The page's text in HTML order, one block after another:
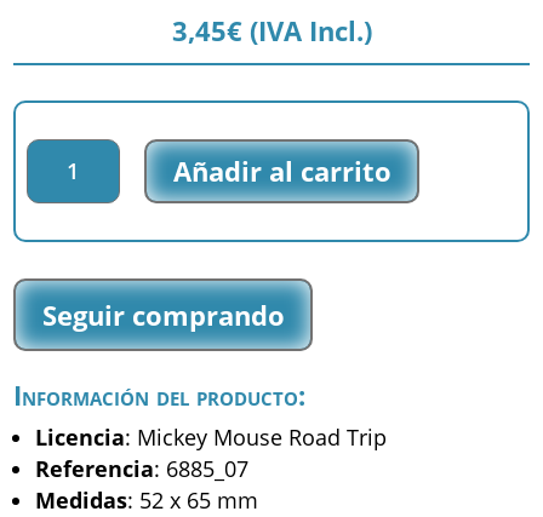
3,45€ (IVA Incl.)
Parche
impreso
Mickey
Road
-
Mickey
-
cantidad
Añadir al carrito
Seguir comprando
Información del producto:
Licencia: Mickey Mouse Road Trip
Referencia: 6885_07
Medidas: 52 x 65 mm